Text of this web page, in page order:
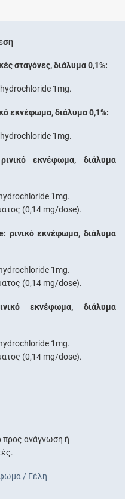
σταγόνες, διάλυμα 0,1%:
1mg.
εκνέφωμα, διάλυμα 0,1%:
1mg.
εκνέφωμα, διάλυμα
1mg.
(0,14 mg/dose).
ρινικό εκνέφωμα, διάλυμα
1mg.
(0,14 mg/dose).
εκνέφωμα, διάλυμα
1mg.
(0,14 mg/dose).
προς ανάγνωση ή
/ Γέλη